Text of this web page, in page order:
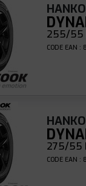
255/55
CODE EAN
275/55
CODE EAN :